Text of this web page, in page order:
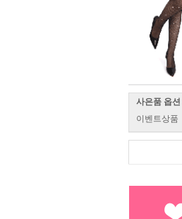
사은품 옵션
이벤트상품